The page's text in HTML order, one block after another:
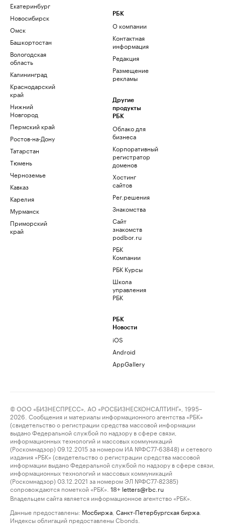
Екатеринбург
Новосибирск
Омск
Башкортостан
Вологодская
область
Калининград
Краснодарский
край
Нижний
Новгород
Пермский край
Ростов-на-Дону
Татарстан
Тюмень
Черноземье
Кавказ
Карелия
Мурманск
Приморский
край
РБК
О компании
Контактная
информация
Редакция
Размещение
рекламы
Другие
продукты
РБК
Облако для
бизнеса
Корпоративный
регистратор
доменов
Хостинг
сайтов
Рег.решения
Знакомства
Сайт
знакомств
podbor.ru
РБК
Компании
РБК Курсы
Школа
управления
РБК
РБК
Новости
iOS
Android
AppGallery
© ООО «БИЗНЕСПРЕСС», АО «РОСБИЗНЕСКОНСАЛТИНГ», 1995–
2026. Сообщения и материалы информационного агентства «РБК»
(свидетельство о регистрации средства массовой информации
выдано Федеральной службой по надзору в сфере связи,
информационных технологий и массовых коммуникаций
(Роскомнадзор) 09.12.2015 за номером ИА №ФС77-63848) и сетевого
издания «РБК» (свидетельство о регистрации средства массовой
информации выдано Федеральной службой по надзору в сфере связи,
информационных технологий и массовых коммуникаций
(Роскомнадзор) 03.12.2021 за номером ЭЛ №ФС77-82385)
сопровождаются пометкой «РБК».
18+ letters@rbc.ru
Владельцем сайта является информационное агентство «РБК».
Данные предоставлены: Мосбиржа Санкт-Петербургская биржа
Индексы облигаций предоставлены Cbonds.